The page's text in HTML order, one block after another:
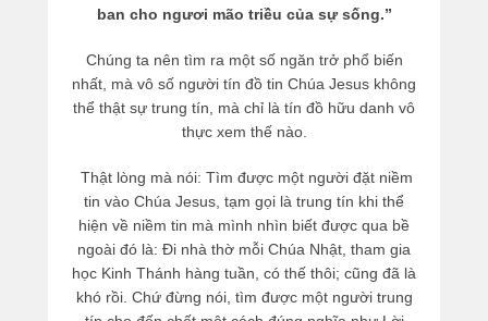
ban cho ngươi mão triều của sự sống.”
Chúng ta nên tìm ra một số ngăn trở phổ biến
nhất, mà vô số người tín đồ tin Chúa Jesus không
thể thật sự trung tín, mà chỉ là tín đồ hữu danh vô
thực xem thế nào.
Thật lòng mà nói: Tìm được một người đặt niềm
tin vào Chúa Jesus, tạm gọi là trung tín khi thể
hiện về niềm tin mà mình nhìn biết được qua bề
ngoài đó là: Đi nhà thờ mỗi Chúa Nhật, tham gia
học Kinh Thánh hàng tuần, có thế thôi; cũng đã là
khó rồi. Chứ đừng nói, tìm được một người trung